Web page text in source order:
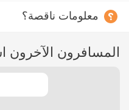
معلومات ناقصة؟
المسافرون الآخرون